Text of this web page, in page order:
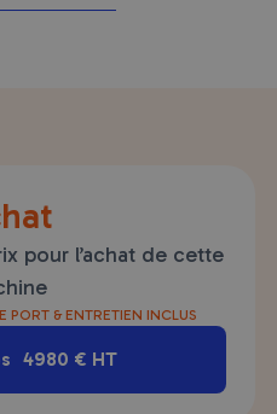
pour l’achat de cette
PORT & ENTRETIEN INCLUS
4980 € HT